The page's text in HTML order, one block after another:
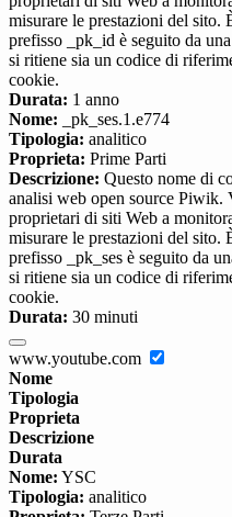
misurare le prestazioni del
prefisso _pk_id è seguito da
si ritiene sia un codice di
cookie.
Durata: 1 anno
Nome: _pk_ses.1.e774
Tipologia: analitico
Proprieta: Prime Parti
Descrizione: Questo nome di
analisi web open source Piwik.
proprietari di siti Web a
misurare le prestazioni del
prefisso _pk_ses è seguito da
si ritiene sia un codice di
cookie.
Durata: 30 minuti
www.youtube.com
Nome
Tipologia
Proprieta
Descrizione
Durata
Nome: YSC
Tipologia: analitico